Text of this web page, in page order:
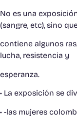
No es una
(sangre, etc), sino
contiene algunos
lucha, resistencia y
esperanza.
• La exposición se
• -las mujeres